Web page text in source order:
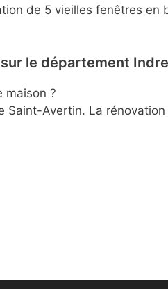
de 5 vieilles fenêtres
le département
maison ?
Avertin. La